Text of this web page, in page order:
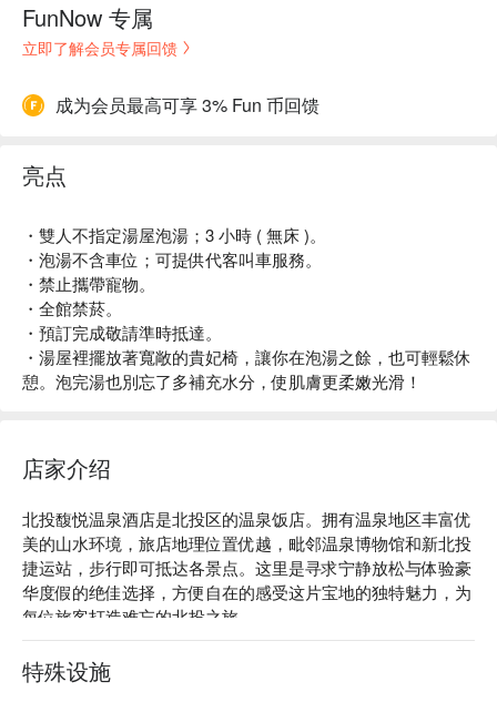
FunNow 专属
立即了解会员专属回馈
成为会员最高可享 3% Fun 币回馈
亮点
・雙人不指定湯屋泡湯；3 小時 ( 無床 )。
・泡湯不含車位；可提供代客叫車服務。
・禁止攜帶寵物。
・全館禁菸。
・預訂完成敬請準時抵達。
・湯屋裡擺放著寬敞的貴妃椅，讓你在泡湯之餘，也可輕鬆休
憩。泡完湯也別忘了多補充水分，使肌膚更柔嫩光滑！
店家介绍
北投馥悦温泉酒店是北投区的温泉饭店。拥有温泉地区丰富优
美的山水环境，旅店地理位置优越，毗邻温泉博物馆和新北投
捷运站，步行即可抵达各景点。这里是寻求宁静放松与体验豪
华度假的绝佳选择，方便自在的感受这片宝地的独特魅力，为
每位旅客打造难忘的北投之旅。
北投馥悦温泉酒店评价：网友好评推荐
北投馥悦温泉酒店推荐：以欧洲建筑风格为设计基调，提供宽
敞舒适的客房，每间客房皆配有浴池，让旅客在典雅的氛围中
特殊设施